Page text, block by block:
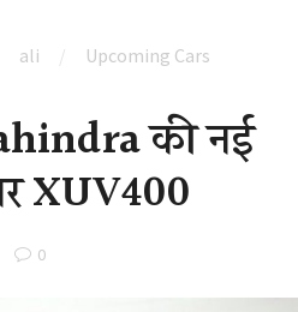
ali Upcoming Cars
की नई
XUV400
0